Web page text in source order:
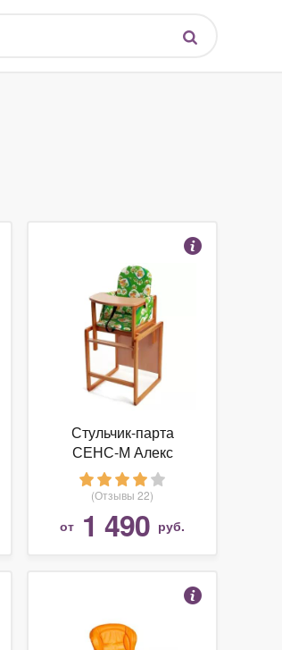
Стульчик-парта
СЕНС-М Алекс
(Отзывы 22)
от 1 490 руб.